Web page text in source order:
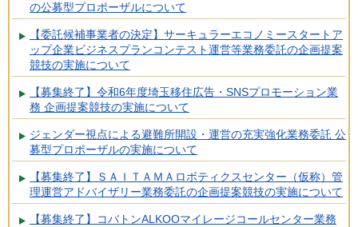
の公募型プロポーザルについて
【委託候補事業者の決定】サーキュラーエコノミースタートア
ップ企業ビジネスプランコンテスト運営等業務委託の企画提案
競技の実施について
【募集終了】令和6年度埼玉移住広告・SNSプロモーション業
務 企画提案競技の実施について
ジェンダー視点による避難所開設・運営の充実強化業務委託 公
募型プロポーザルの実施について
【募集終了】ＳＡＩＴＡＭＡロボティクスセンター（仮称）管
理運営アドバイザリー業務委託の企画提案競技の実施について
【募集終了】コバトンALKOOマイレージコールセンター業務